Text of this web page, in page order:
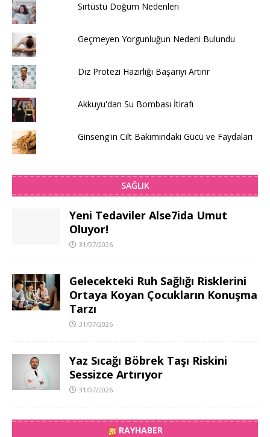
Sırtüstü Doğum Nedenleri
Geçmeyen Yorgunluğun Nedeni Bulundu
Diz Protezi Hazırlığı Başarıyı Artırır
Akkuyu'dan Su Bombası İtirafı
Ginseng'in Cilt Bakımındaki Gücü ve Faydaları
SAĞLIK
Yeni Tedaviler Alse7ida Umut
Oluyor!
31/07/2026
Gelecekteki Ruh Sağlığı Risklerini
Ortaya Koyan Çocukların Konuşma
Tarzı
31/07/2026
Yaz Sıcağı Böbrek Taşı Riskini
Sessizce Artırıyor
31/07/2026
RAYHABER